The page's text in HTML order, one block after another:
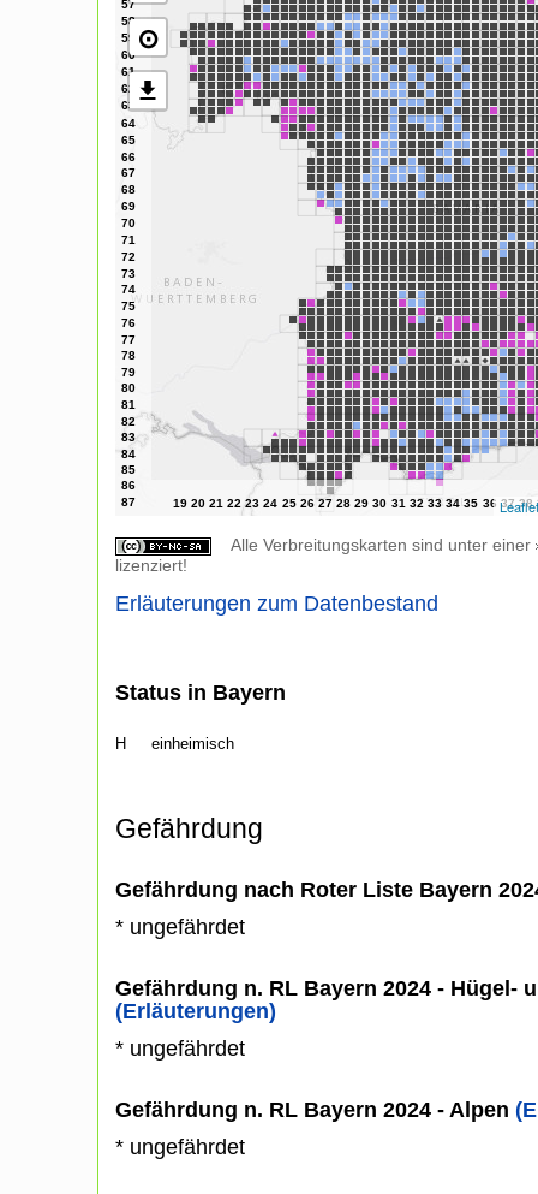
⊙
Leaflet
Alle Verbreitungskarten sind unter einer
lizenziert!
Erläuterungen zum Datenbestand
Status in Bayern
H einheimisch
Gefährdung
Gefährdung nach Roter Liste Bayern
* ungefährdet
Gefährdung n. RL Bayern 2024 - Hügel-
(Erläuterungen)
* ungefährdet
Gefährdung n. RL Bayern 2024 - Alpen
* ungefährdet